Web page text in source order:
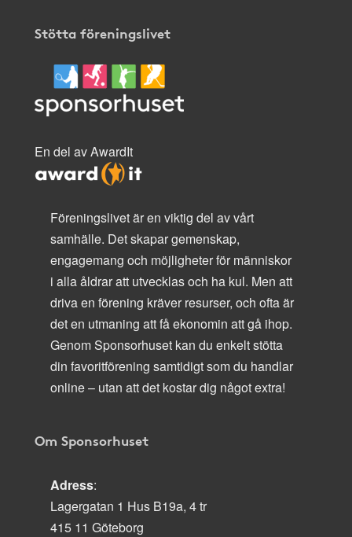
Stötta föreningslivet
En del av AwardIt
Föreningslivet är en viktig del av vårt
samhälle. Det skapar gemenskap,
engagemang och möjligheter för människor
i alla åldrar att utvecklas och ha kul. Men att
driva en förening kräver resurser, och ofta är
det en utmaning att få ekonomin att gå ihop.
Genom Sponsorhuset kan du enkelt stötta
din favoritförening samtidigt som du handlar
online – utan att det kostar dig något extra!
Om Sponsorhuset
Adress:
Lagergatan 1 Hus B19a, 4 tr
415 11 Göteborg